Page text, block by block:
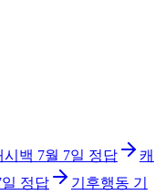
시백 7월 7일 정답
캐
정답
기후행동 기